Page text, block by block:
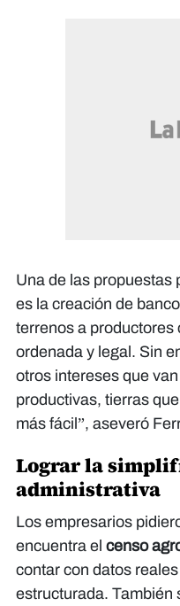
“El tema de
venido
Una de las propuestas
es la creación de
terrenos a productores
ordenada y legal. Sin
otros intereses que
productivas, tierras
más fácil”, aseveró
Lograr la
administrativa
Los empresarios
encuentra el censo
contar con datos
estructurada. También
“El agro es
ser apoyado